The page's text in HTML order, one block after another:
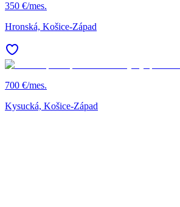
350 €/mes.
Hronská, Košice-Západ
700 €/mes.
Kysucká, Košice-Západ